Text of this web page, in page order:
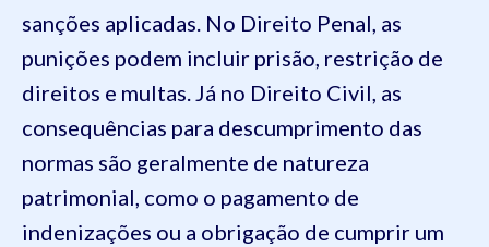
sanções aplicadas. No Direito Penal, as
punições podem incluir prisão, restrição de
direitos e multas. Já no Direito Civil, as
consequências para descumprimento das
normas são geralmente de natureza
patrimonial, como o pagamento de
indenizações ou a obrigação de cumprir um